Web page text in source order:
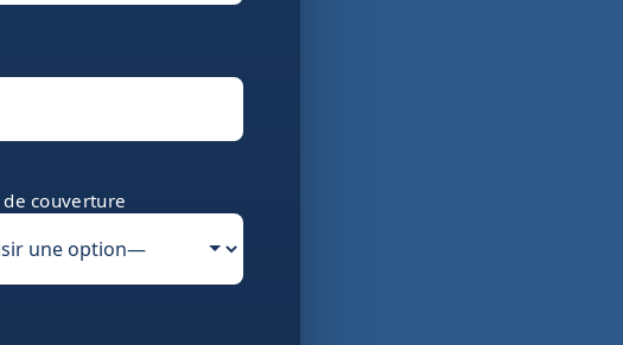
de couverture